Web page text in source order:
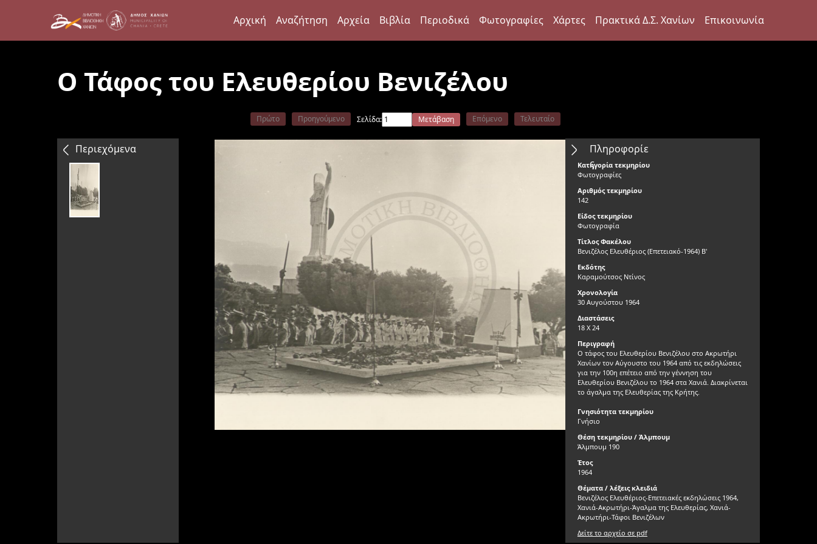
Αρχική Αναζήτηση Αρχεία Βιβλία Περιοδικά Φωτογραφίες Χάρτες Πρακτικά Δ.Σ. Χανίων Επικοινωνία
Ο Τάφος του Ελευθερίου Βενιζέλου
Περιεχόμενα
Πρώτο Προηγούμενο Σελίδα: Μετάβαση Επόμενο Τελευταίο
Πληροφορίε
ς
Κατηγορία τεκμηρίου
Φωτογραφίες
Αριθμός τεκμηρίου
142
Είδος τεκμηρίου
Φωτογραφία
Τίτλος Φακέλου
Βενιζέλος Ελευθέριος (Επετειακό-1964) Β'
Εκδότης
Καραμούτσος Ντίνος
Χρονολογία
30 Αυγούστου 1964
Διαστάσεις
18 Χ 24
Περιγραφή
Ο τάφος του Ελευθερίου Βενιζέλου στο Ακρωτήρι
Χανίων τον Αύγουστο του 1964 από τις εκδηλώσεις
για την 100η επέτειο από την γέννηση του
Ελευθερίου Βενιζέλου το 1964 στα Χανιά. Διακρίνεται
το άγαλμα της Ελευθερίας της Κρήτης.
Γνησιότητα τεκμηρίου
Γνήσιο
Θέση τεκμηρίου / Άλμπουμ
Άλμπουμ 190
Έτος
1964
Θέματα / λέξεις κλειδιά
Βενιζέλος Ελευθέριος-Επετειακές εκδηλώσεις 1964,
Χανιά-Ακρωτήρι-Άγαλμα της Ελευθερίας, Χανιά-
Ακρωτήρι-Τάφοι Βενιζέλων
Δείτε το αρχείο σε pdf